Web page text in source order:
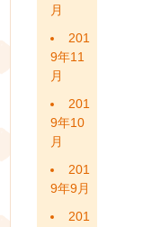
月
201
9年11
月
201
9年10
月
201
9年9月
201